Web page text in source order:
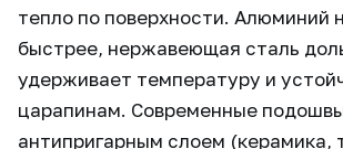
тепло по поверхности. Алюминий
быстрее, нержавеющая сталь
удерживает температуру и
царапинам. Современные
антипригарным слоем (керамика,